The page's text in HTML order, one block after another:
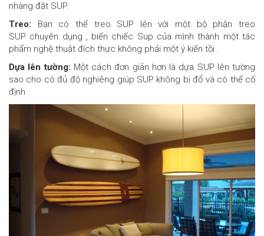
nhàng đặt SUP.
Treo: Bạn có thể treo SUP lên với một bộ phận treo
SUP chuyên dụng , biến chiếc Sup của mình thành một tác
phẩm nghệ thuật đích thực không phải một ý kiến tồi .
Dựa lên tường: Một cách đơn giản hơn là dựa SUP lên tường
sao cho có đủ độ nghiêng giúp SUP không bị đổ và có thể cố
định .